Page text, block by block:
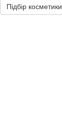
Підбір косметики